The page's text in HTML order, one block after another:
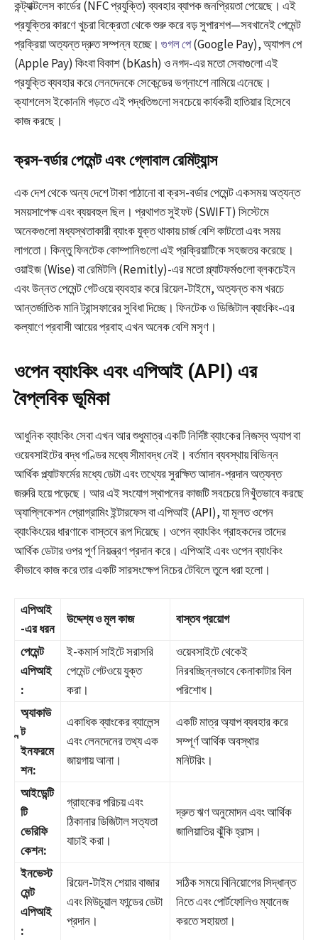
কন্ট্যাক্টলেস কার্ডের (NFC প্রযুক্তি) ব্যবহার ব্যাপক জনপ্রিয়তা পেয়েছে। এই
প্রযুক্তির কারণে খুচরা বিক্রেতা থেকে শুরু করে বড় সুপারশপ—সবখানেই পেমেন্ট
প্রক্রিয়া অত্যন্ত দ্রুত সম্পন্ন হচ্ছে। গুগল পে(Google Pay), অ্যাপল পে
(Apple Pay) কিংবা বিকাশ (bKash) ও নগদ-এর মতো সেবাগুলো এই
প্রযুক্তি ব্যবহার করে লেনদেনকে সেকেন্ডের ভগ্নাংশে নামিয়ে এনেছে।
ক্যাশলেস ইকোনমি গড়তে এই পদ্ধতিগুলো সবচেয়ে কার্যকরী হাতিয়ার হিসেবে
কাজ করছে।
ক্রস-বর্ডার পেমেন্ট এবং গ্লোবাল রেমিট্যান্স
এক দেশ থেকে অন্য দেশে টাকা পাঠানো বা ক্রস-বর্ডার পেমেন্ট একসময় অত্যন্ত
সময়সাপেক্ষ এবং ব্যয়বহুল ছিল। প্রথাগত সুইফট (SWIFT) সিস্টেমে
অনেকগুলো মধ্যস্থতাকারী ব্যাংক যুক্ত থাকায় চার্জ বেশি কাটতো এবং সময়
লাগতো। কিন্তু ফিনটেক কোম্পানিগুলো এই প্রক্রিয়াটিকে সহজতর করেছে।
ওয়াইজ (Wise) বা রেমিটলি (Remitly)-এর মতো প্ল্যাটফর্মগুলো ব্লকচেইন
এবং উন্নত পেমেন্ট গেটওয়ে ব্যবহার করে রিয়েল-টাইমে, অত্যন্ত কম খরচে
আন্তর্জাতিক মানি ট্রান্সফারের সুবিধা দিচ্ছে। ফিনটেক ও ডিজিটাল ব্যাংকিং-এর
কল্যাণে প্রবাসী আয়ের প্রবাহ এখন অনেক বেশি মসৃণ।
ওপেন ব্যাংকিং এবং এপিআই (API) এর
বৈপ্লবিক ভূমিকা
আধুনিক ব্যাংকিং সেবা এখন আর শুধুমাত্র একটি নির্দিষ্ট ব্যাংকের নিজস্ব অ্যাপ বা
ওয়েবসাইটের বদ্ধ গণ্ডির মধ্যে সীমাবদ্ধ নেই। বর্তমান ব্যবস্থায় বিভিন্ন
আর্থিক প্ল্যাটফর্মের মধ্যে ডেটা এবং তথ্যের সুরক্ষিত আদান-প্রদান অত্যন্ত
জরুরি হয়ে পড়েছে। আর এই সংযোগ স্থাপনের কাজটি সবচেয়ে নিখুঁতভাবে করছে
অ্যাপ্লিকেশন প্রোগ্রামিং ইন্টারফেস বা এপিআই (API), যা মূলত ওপেন
ব্যাংকিংয়ের ধারণাকে বাস্তবে রূপ দিয়েছে। ওপেন ব্যাংকিং গ্রাহকদের তাদের
আর্থিক ডেটার ওপর পূর্ণ নিয়ন্ত্রণ প্রদান করে। এপিআই এবং ওপেন ব্যাংকিং
কীভাবে কাজ করে তার একটি সারসংক্ষেপ নিচের টেবিলে তুলে ধরা হলো।
এপিআই
-এর ধরন
উদ্দেশ্য ও মূল কাজ বাস্তব প্রয়োগ
পেমেন্ট
এপিআই
:
ই-কমার্স সাইটে সরাসরি
পেমেন্ট গেটওয়ে যুক্ত
করা।
ওয়েবসাইটে থেকেই
নিরবচ্ছিন্নভাবে কেনাকাটার বিল
পরিশোধ।
অ্যাকাউ
ন্ট
ইনফরমে
শন:
একাধিক ব্যাংকের ব্যালেন্স
এবং লেনদেনের তথ্য এক
জায়গায় আনা।
একটি মাত্র অ্যাপ ব্যবহার করে
সম্পূর্ণ আর্থিক অবস্থার
মনিটরিং।
আইডেন্টি
টি
ভেরিফি
কেশন:
গ্রাহকের পরিচয় এবং
ঠিকানার ডিজিটাল সত্যতা
যাচাই করা।
দ্রুত ঋণ অনুমোদন এবং আর্থিক
জালিয়াতির ঝুঁকি হ্রাস।
ইনভেস্ট
মেন্ট
এপিআই
:
রিয়েল-টাইম শেয়ার বাজার
এবং মিউচুয়াল ফান্ডের ডেটা
প্রদান।
সঠিক সময়ে বিনিয়োগের সিদ্ধান্ত
নিতে এবং পোর্টফোলিও ম্যানেজ
করতে সহায়তা।